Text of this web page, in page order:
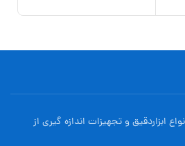
ابزاردقيق و تجهيزات اندازه گیری از